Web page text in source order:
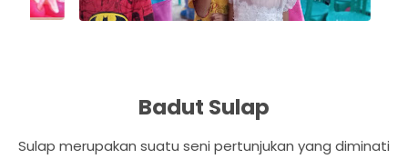
Badut Sulap
Sulap merupakan suatu seni pertunjukan yang diminati